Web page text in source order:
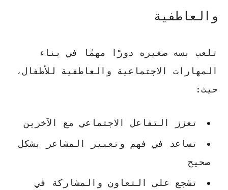
والعاطفية
تلعب بسه صغيره دورًا مهمًا في بناء
المهارات الاجتماعية والعاطفية للأطفال،
حيث:
تعزز التفاعل الاجتماعي مع الآخرين
تساعد في فهم وتعبير المشاعر بشكل
صحيح
تشجع على التعاون والمشاركة في